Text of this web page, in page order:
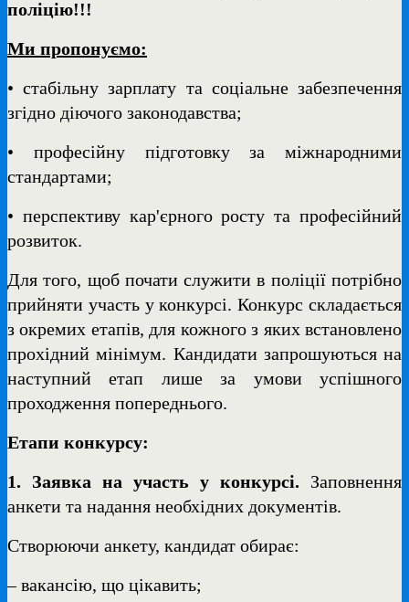
поліцію!!!
Ми пропонуємо:
• стабільну зарплату та соціальне забезпечення
згідно діючого законодавства;
• професійну підготовку за міжнародними
стандартами;
• перспективу кар'єрного росту та професійний
розвиток.
Для того, щоб почати служити в поліції потрібно
прийняти участь у конкурсі. Конкурс складається
з окремих етапів, для кожного з яких встановлено
прохідний мінімум. Кандидати запрошуються на
наступний етап лише за умови успішного
проходження попереднього.
Етапи конкурсу:
1. Заявка на участь у конкурсі. Заповнення
анкети та надання необхідних документів.
Створюючи анкету, кандидат обирає:
– вакансію, що цікавить;